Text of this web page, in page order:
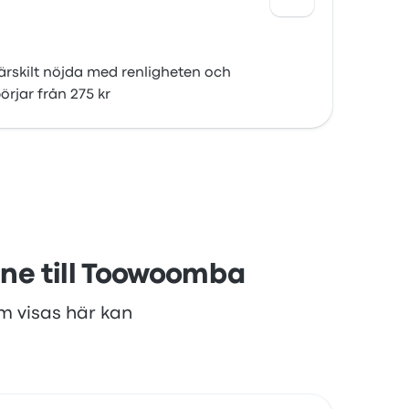
nöjda med renligheten och
från 275 kr
till Toowoomba
visas här kan